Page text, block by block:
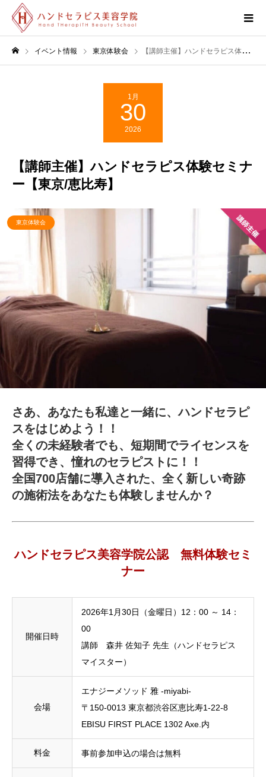
イベント情報 東京体験会 【講師主催】ハンドセラピス体験セミナー【東京/恵比寿】
1月
30
2026
【講師主催】ハンドセラピス体験セミナ
ー【東京/恵比寿】
東京体験会
さあ、あなたも私達と一緒に、ハンドセラピ
スをはじめよう！！
全くの未経験者でも、短期間でライセンスを
習得でき、憧れのセラピストに！！
全国700店舗に導入された、全く新しい奇跡
の施術法をあなたも体験しませんか？
ハンドセラピス美容学院公認 無料体験セミ
ナー
開催日時
2026年1月30日（金曜日）12：00 ～ 14：
00
講師 森井 佐知子 先生（ハンドセラピス
マイスター）
会場
エナジーメソッド 雅 -miyabi-
〒150-0013 東京都渋谷区恵比寿1-22-8
EBISU FIRST PLACE 1302 Axe.内
料金 事前参加申込の場合は無料